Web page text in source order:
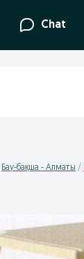
Chat
Бау-бақша - Алматы